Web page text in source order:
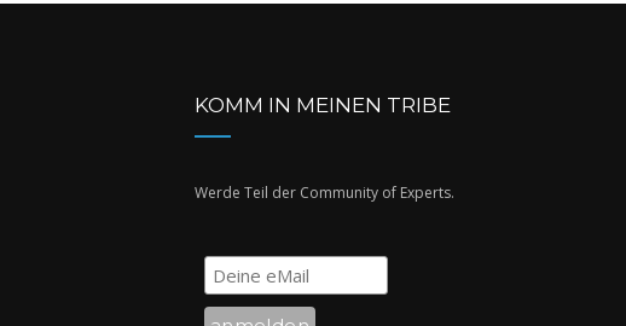
KOMM IN MEINEN TRIBE
Werde Teil der Community of Experts.